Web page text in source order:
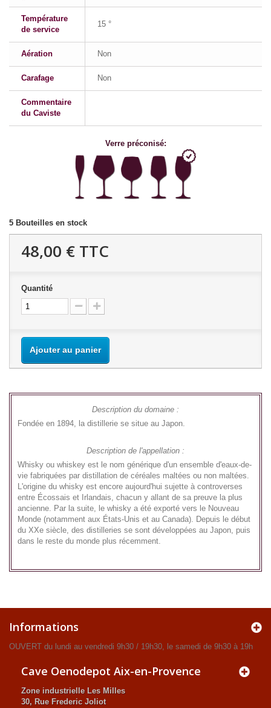
Température
de service
15 °
Aération Non
Carafage Non
Commentaire
du Caviste
Verre préconisé:
5 Bouteilles en stock
48,00 € TTC
Quantité
Ajouter au panier
Description du domaine :
Fondée en 1894, la distillerie se situe au Japon.
Description de l'appellation :
Whisky ou whiskey est le nom générique d'un ensemble d'eaux-de-
vie fabriquées par distillation de céréales maltées ou non maltées.
L'origine du whisky est encore aujourd'hui sujette à controverses
entre Écossais et Irlandais, chacun y allant de sa preuve la plus
ancienne. Par la suite, le whisky a été exporté vers le Nouveau
Monde (notamment aux États-Unis et au Canada). Depuis le début
du XXe siècle, des distilleries se sont développées au Japon, puis
dans le reste du monde plus récemment.
Informations
OUVERT du lundi au vendredi 9h30 / 19h30, le samedi de 9h30 à 19h
Cave Oenodepot Aix-en-Provence
Zone industrielle Les Milles
30, Rue Frederic Joliot